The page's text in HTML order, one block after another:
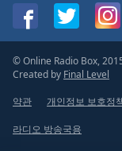
© Online Radio Box,
Created by Final Level
약관
개인정보 보호정
라디오 방송국용